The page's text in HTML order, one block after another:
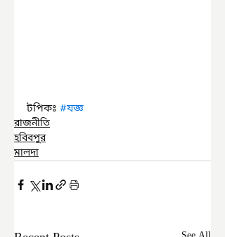
টপিকঃ #যজ
রাজনীতি
হবিবপুর
মালদা